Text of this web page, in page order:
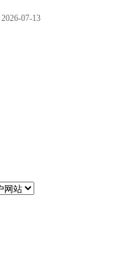
2026-07-13